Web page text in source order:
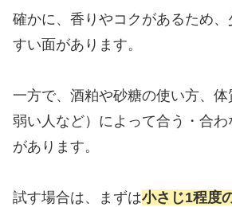
確かに、香りやコクがあるため
すい面があります。
一方で、酒粕や砂糖の使い方、
弱い人など）によって合う・合
があります。
試す場合は、まずは小さじ1程度